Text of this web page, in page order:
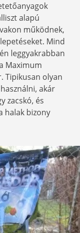
alapú
működnek,
Mind
leggyakrabban
Maximum
Tipikusan olyan
akár
zacskó, és
halak bizony